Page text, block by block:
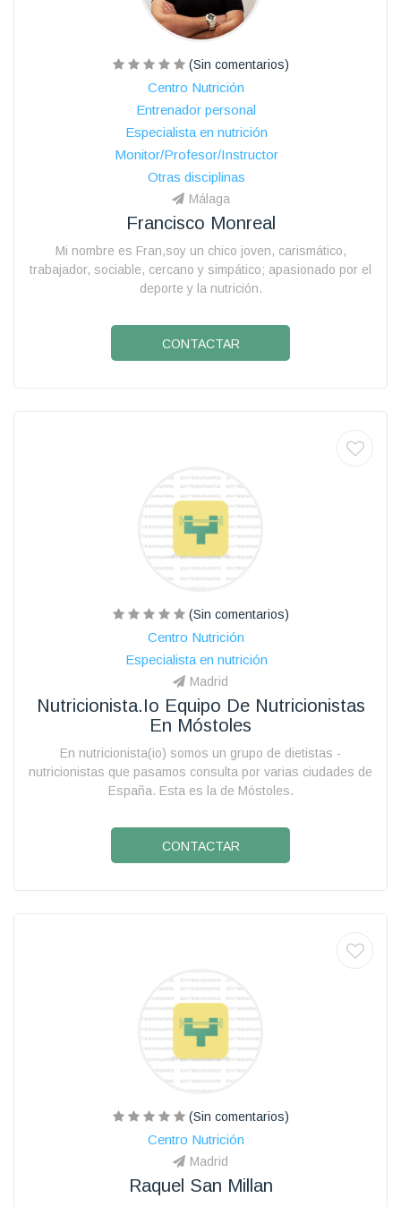
(Sin comentarios)
Centro Nutrición
Entrenador personal
Especialista en nutrición
Monitor/Profesor/Instructor
Otras disciplinas
Málaga
Francisco Monreal
Mi nombre es Fran,soy un chico joven, carismático,
trabajador, sociable, cercano y simpático; apasionado por el
deporte y la nutrición.
CONTACTAR
(Sin comentarios)
Centro Nutrición
Especialista en nutrición
Madrid
Nutricionista.io Equipo De Nutricionistas
En Móstoles
En nutricionista(io) somos un grupo de dietistas -
nutricionistas que pasamos consulta por varias ciudades de
España. Esta es la de Móstoles.
CONTACTAR
(Sin comentarios)
Centro Nutrición
Madrid
Raquel San Millan